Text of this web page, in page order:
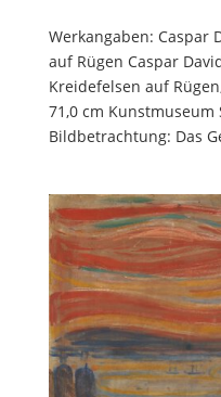
Werkangaben: Caspar
auf Rügen Caspar
Kreidefelsen auf
71,0 cm
Bildbetrachtung: Das